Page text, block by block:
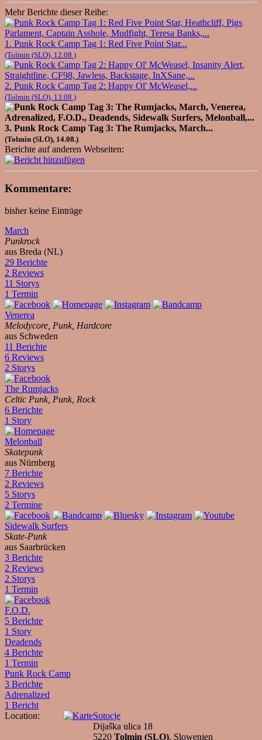
Mehr Berichte dieser Reihe:
1. Punk Rock Camp Tag 1: Red Five Point Star...
(Tolmin (SLO), 12.08.)
2. Punk Rock Camp Tag 2: Happy Ol' McWeasel,...
(Tolmin (SLO), 13.08.)
3. Punk Rock Camp Tag 3: The Rumjacks, March...
(Tolmin (SLO), 14.08.)
Berichte auf anderen Webseiten:
Kommentare:
bisher keine Einträge
March
Punkrock
aus Breda (NL)
29 Berichte
2 Reviews
11 Storys
1 Termin
Venerea
Melodycore, Punk, Hardcore
aus Schweden
11 Berichte
6 Reviews
2 Storys
The Rumjacks
Celtic Punk, Punk, Rock
6 Berichte
1 Story
Melonball
Skatepunk
aus Nürnberg
7 Berichte
2 Reviews
5 Storys
2 Termine
Sidewalk Surfers
Skate-Punk
aus Saarbrücken
3 Berichte
2 Reviews
2 Storys
1 Termin
F.O.D.
5 Berichte
1 Story
Deadends
4 Berichte
1 Termin
Punk Rock Camp
3 Berichte
Adrenalized
1 Bericht
Location:
Sotocje
Dijaška ulica 18
5220 Tolmin (SLO), Slowenien